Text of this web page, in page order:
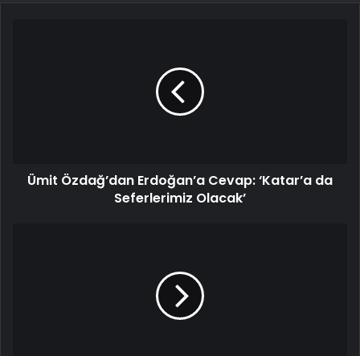
Ümit Özdağ’dan Erdoğan’a Cevap: ‘Katar’a da
Seferlerimiz Olacak’